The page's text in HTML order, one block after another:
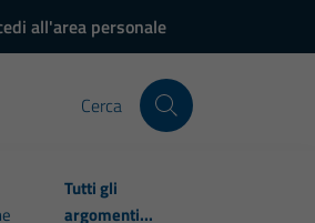
all'area personale
Cerca
Tutti gli
argomenti...